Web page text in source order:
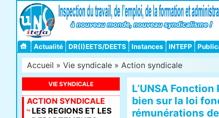
Actualité DR(I)EETS/DEETS Instances INTEFP
Accueil » Vie syndicale » Action syndicale
L’UNSA
bien sur la loi
rémunérations
VIE SYNDICALE
ACTION SYNDICALE
LES REGIONS ET LES